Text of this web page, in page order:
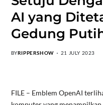
AI yang
Gedung
BYRIPPERSHOW 21 JULY 2023
FILE – Emblem OpenAI